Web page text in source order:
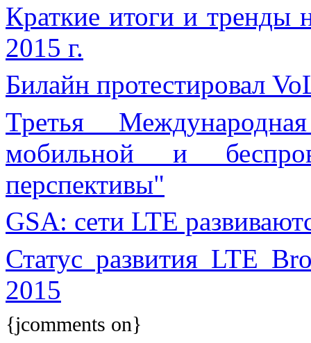
Краткие итоги и тренды
2015 г.
Билайн протестировал
Третья
мобильной и
перспективы"
GSA: сети LTE
Статус развития LTE
2015
{jcomments on}